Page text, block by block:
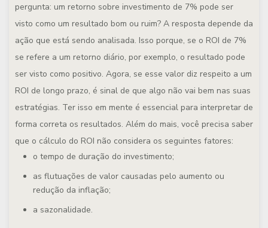
pergunta: um retorno sobre investimento de 7% pode ser
visto como um resultado bom ou ruim? A resposta depende da
ação que está sendo analisada. Isso porque, se o ROI de 7%
se refere a um retorno diário, por exemplo, o resultado pode
ser visto como positivo. Agora, se esse valor diz respeito a um
ROI de longo prazo, é sinal de que algo não vai bem nas suas
estratégias. Ter isso em mente é essencial para interpretar de
forma correta os resultados. Além do mais, você precisa saber
que o cálculo do ROI não considera os seguintes fatores:
o tempo de duração do investimento;
as flutuações de valor causadas pelo aumento ou
redução da inflação;
a sazonalidade.